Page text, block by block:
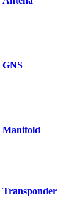
GNS
Manifold
Transponder